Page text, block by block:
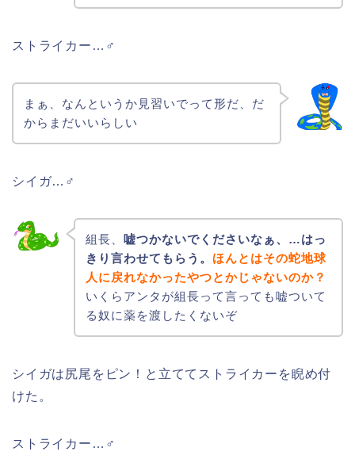
ストライカー…♂
まぁ、なんというか見習いでって形だ、だ
からまだいいらしい
シイガ…♂
組長、 嘘つかないでくださいなぁ、…はっ
きり言わせてもらう。 ほんとはその蛇地球
人に戻れなかったやつとかじゃないのか？
いくらアンタが組長って言っても嘘ついて
る奴に薬を渡したくないぞ
シイガは尻尾をピン！と立ててストライカーを睨め付
けた。
ストライカー…♂